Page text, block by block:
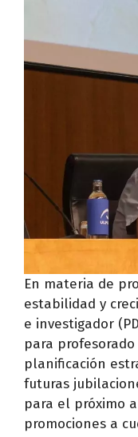
En materia de
estabilidad y
e investigador
para
planificación
futuras
para el próximo
promociones a